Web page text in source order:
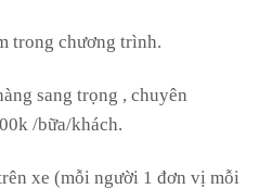
trong chương trình.
sang trọng , chuyên
/bữa/khách.
xe (mỗi người 1 đơn vị mỗi